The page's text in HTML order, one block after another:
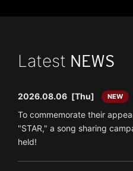
Latest NEWS
2026.08.06 [Thu] NEW
To commemorate their
"STAR," a song sharing
held!